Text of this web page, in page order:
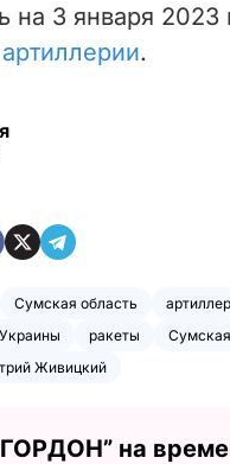
на 3 января 2023
.
Сумская область
ракеты
Живицкий
на